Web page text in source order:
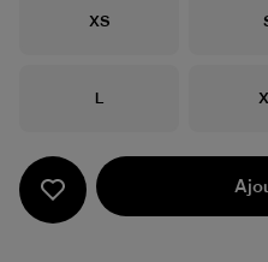
Taille
XS
Taille
L